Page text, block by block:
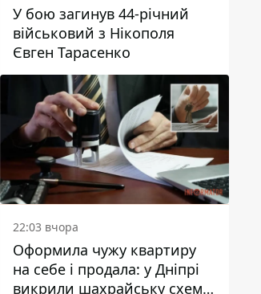
У бою загинув 44-річний
військовий з Нікополя
Євген Тарасенко
22:03 вчора
Оформила чужу квартиру
на себе і продала: у Дніпрі
викрили шахрайську схему